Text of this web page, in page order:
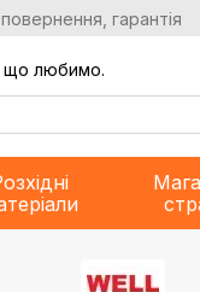
гарантія
що любимо.